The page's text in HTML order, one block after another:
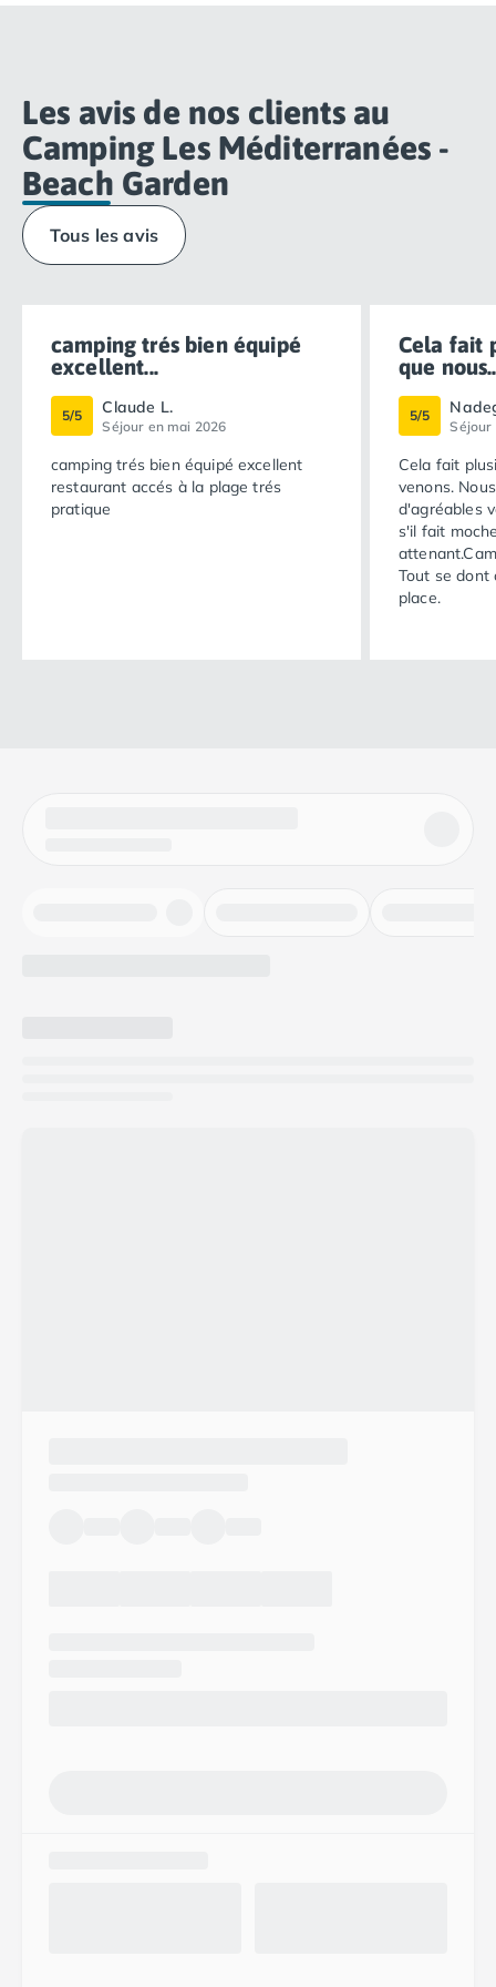
Les avis de nos clients au
Camping Les Méditerranées -
Beach Garden
Tous les avis
camping trés bien équipé
excellent...
5/5 Claude L.
Séjour en mai 2026
camping trés bien équipé excellent
restaurant accés à la plage trés
pratique
Cela fait
que
5/5
Séjour
Cela fait
venons.
d'agréables
s'il fait
Tout se dont
place.